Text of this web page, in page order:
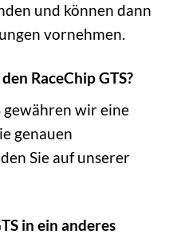
und können dann
vornehmen.
RaceChip GTS?
gewähren wir eine
genauen
Sie auf unserer
in ein anderes